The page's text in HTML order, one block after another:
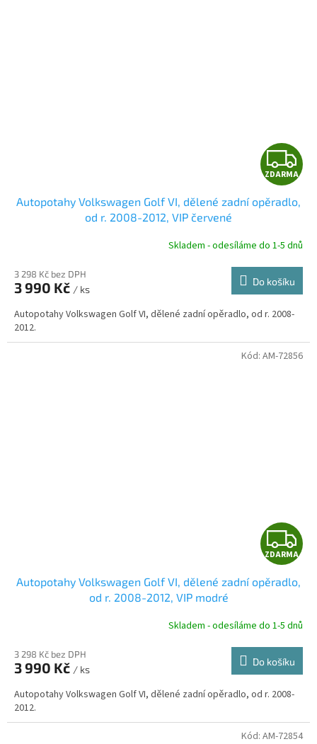
Z
D
R
ZDARMA
Autopotahy Volkswagen Golf VI, dělené zadní opěradlo,
od r. 2008-2012, VIP červené
Skladem - odesíláme do 1-5 dnů
3 298 Kč bez DPH
3 990 Kč / ks
Do košíku
Autopotahy Volkswagen Golf VI, dělené zadní opěradlo, od r. 2008-
2012.
Z
D
R
ZDARMA
Autopotahy Volkswagen Golf VI, dělené zadní opěradlo,
od r. 2008-2012, VIP modré
Skladem - odesíláme do 1-5 dnů
3 298 Kč bez DPH
3 990 Kč / ks
Do košíku
Autopotahy Volkswagen Golf VI, dělené zadní opěradlo, od r. 2008-
2012.
Kód: AM-72856
Kód: AM-72854